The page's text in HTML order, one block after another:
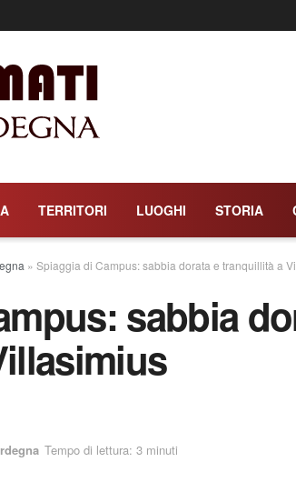
TERRITORI LUOGHI STORIA
» Spiaggia di Campus: sabbia dorata e tranquillità a
sabbia
Tempo di lettura: 3 minuti